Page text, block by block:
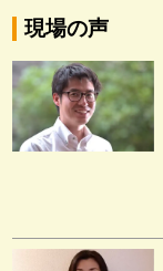
現場の声